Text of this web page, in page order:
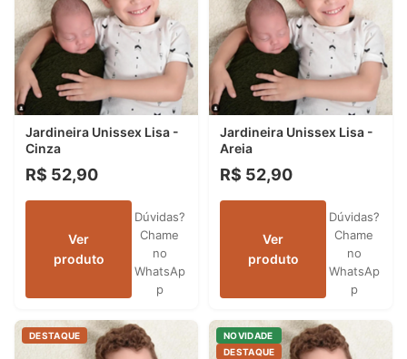
Jardineira Unissex Lisa -
Cinza
R$ 52,90
Ver
produto
Dúvidas?
Chame
no
WhatsAp
p
Jardineira Unissex Lisa -
Areia
R$ 52,90
Ver
produto
Dúvidas?
Chame
no
WhatsAp
p
DESTAQUE
NOVIDADE
DESTAQUE